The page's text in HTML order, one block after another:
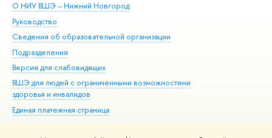
О НИУ ВШЭ – Нижний Новгород
Руководство
Сведения об образовательной организации
Подразделения
Версия для слабовидящих
ВШЭ для людей с ограниченными возможностями
здоровья и инвалидов
Единая платежная страница